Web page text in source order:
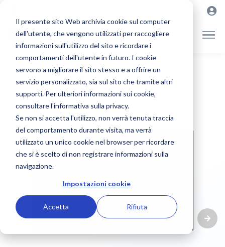
Il presente sito Web archivia cookie sul computer
dell'utente, che vengono utilizzati per raccogliere
informazioni sull'utilizzo del sito e ricordare i
comportamenti dell'utente in futuro. I cookie
servono a migliorare il sito stesso e a offrire un
servizio personalizzato, sia sul sito che tramite altri
supporti. Per ulteriori informazioni sui cookie,
consultare l'informativa sulla privacy.
Se non si accetta l'utilizzo, non verrà tenuta traccia
del comportamento durante visita, ma verrà
utilizzato un unico cookie nel browser per ricordare
che si è scelto di non registrare informazioni sulla
navigazione.
Impostazioni cookie
Accetta Rifiuta